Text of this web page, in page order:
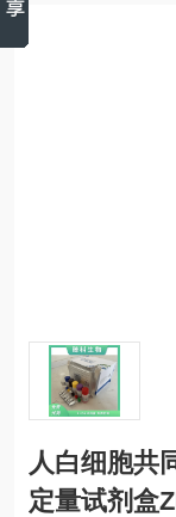
人白细胞共
定量试剂盒